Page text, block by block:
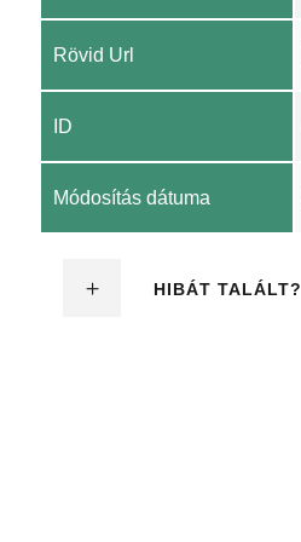
Rövid Url
ID
Módosítás dátuma
HIBÁT TALÁLT?